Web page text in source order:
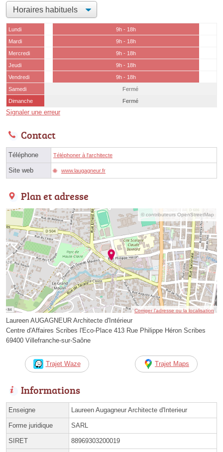
Lundi
9h - 18h
Mardi
9h - 18h
Mercredi
9h - 18h
Jeudi
9h - 18h
Vendredi
9h - 18h
Samedi
Fermé
Dimanche
Fermé
Signaler une erreur
Contact
Téléphone Téléphoner à l'architecte
Site web www.laugagneur.fr
Plan et adresse
© contributeurs OpenStreetMap
Corriger l’adresse ou la localisation
Laureen AUGAGNEUR Architecte d'Intérieur
Centre d'Affaires Scribes l'Eco-Place 413 Rue Philippe Héron Scribes
69400 Villefranche-sur-Saône
Trajet Waze Trajet Maps
Informations
Enseigne Laureen Augagneur Architecte d'Interieur
Forme juridique SARL
SIRET 88969303200019